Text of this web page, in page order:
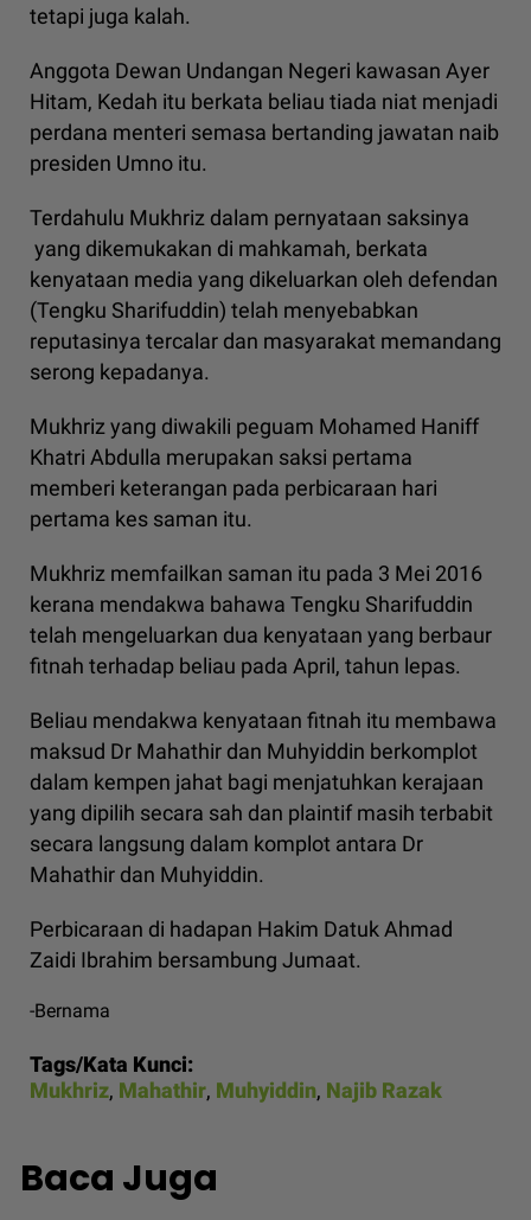
tetapi juga kalah.
Anggota Dewan Undangan Negeri kawasan Ayer
Hitam, Kedah itu berkata beliau tiada niat menjadi
perdana menteri semasa bertanding jawatan naib
presiden Umno itu.
Terdahulu Mukhriz dalam pernyataan saksinya
yang dikemukakan di mahkamah, berkata
kenyataan media yang dikeluarkan oleh defendan
(Tengku Sharifuddin) telah menyebabkan
reputasinya tercalar dan masyarakat memandang
serong kepadanya.
Mukhriz yang diwakili peguam Mohamed Haniff
Khatri Abdulla merupakan saksi pertama
memberi keterangan pada perbicaraan hari
pertama kes saman itu.
Mukhriz memfailkan saman itu pada 3 Mei 2016
kerana mendakwa bahawa Tengku Sharifuddin
telah mengeluarkan dua kenyataan yang berbaur
fitnah terhadap beliau pada April, tahun lepas.
Beliau mendakwa kenyataan fitnah itu membawa
maksud Dr Mahathir dan Muhyiddin berkomplot
dalam kempen jahat bagi menjatuhkan kerajaan
yang dipilih secara sah dan plaintif masih terbabit
secara langsung dalam komplot antara Dr
Mahathir dan Muhyiddin.
Perbicaraan di hadapan Hakim Datuk Ahmad
Zaidi Ibrahim bersambung Jumaat.
-Bernama
Tags/Kata Kunci:
Mukhriz, Mahathir, Muhyiddin, Najib Razak
Baca Juga